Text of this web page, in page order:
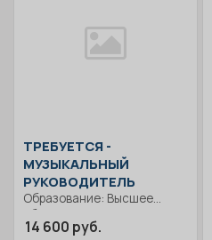
ТРЕБУЕТСЯ -
МУЗЫКАЛЬНЫЙ
РУКОВОДИТЕЛЬ
Образование: Высшее
образование —
бакалавриат.. Ведет работу
14 600 руб.